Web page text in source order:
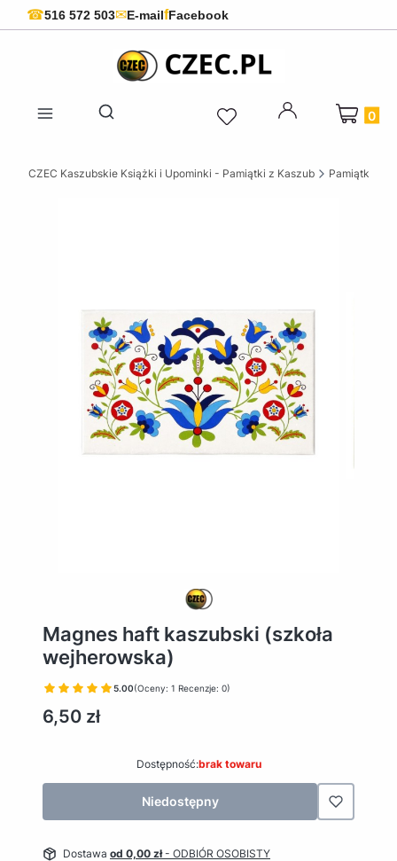
☎516 572 503✉E-mailfFacebook
Otwórz wyszukiwarkę
Produkty
CZEC Kaszubskie Książki i Upominki - Pamiątki z Kaszub Pamiątki
Magnes haft kaszubski (szkoła
wejherowska)
5.00(Oceny: 1 Recenzje: 0)
Cena
6,50 zł
Dostępność:brak towaru
Niedostępny
Dostawa od 0,00 zł- ODBIÓR OSOBISTY